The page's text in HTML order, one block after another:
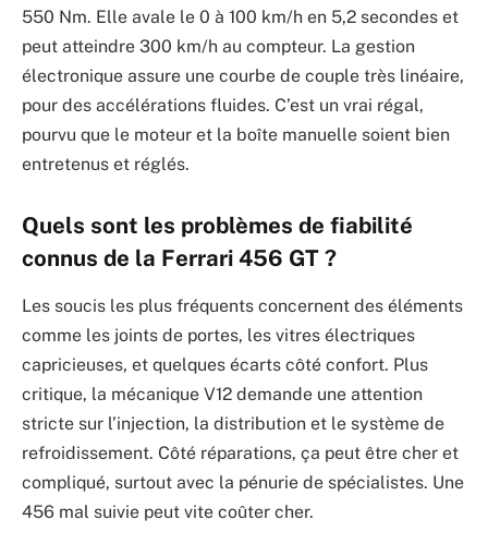
550 Nm. Elle avale le 0 à 100 km/h en 5,2 secondes et
peut atteindre 300 km/h au compteur. La gestion
électronique assure une courbe de couple très linéaire,
pour des accélérations fluides. C’est un vrai régal,
pourvu que le moteur et la boîte manuelle soient bien
entretenus et réglés.
Quels sont les problèmes de fiabilité
connus de la Ferrari 456 GT ?
Les soucis les plus fréquents concernent des éléments
comme les joints de portes, les vitres électriques
capricieuses, et quelques écarts côté confort. Plus
critique, la mécanique V12 demande une attention
stricte sur l’injection, la distribution et le système de
refroidissement. Côté réparations, ça peut être cher et
compliqué, surtout avec la pénurie de spécialistes. Une
456 mal suivie peut vite coûter cher.